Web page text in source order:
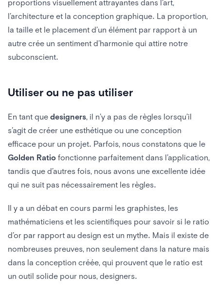
proportions visuellement attrayantes dans l’art,
l’architecture et la conception graphique. La proportion,
la taille et le placement d’un élément par rapport à un
autre crée un sentiment d’harmonie qui attire notre
subconscient.
Utiliser ou ne pas utiliser
En tant que designers , il n’y a pas de règles lorsqu’il
s’agit de créer une esthétique ou une conception
efficace pour un projet. Parfois, nous constatons que le
Golden Ratio fonctionne parfaitement dans l’application,
tandis que d’autres fois, nous avons une excellente idée
qui ne suit pas nécessairement les règles.
Il y a un débat en cours parmi les graphistes, les
mathématiciens et les scientifiques pour savoir si le ratio
d’or par rapport au design est un mythe. Mais il existe de
nombreuses preuves, non seulement dans la nature mais
dans la conception créée, qui prouvent que le ratio est
un outil solide pour nous, designers.